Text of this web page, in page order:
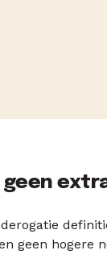
geen
geen hogere